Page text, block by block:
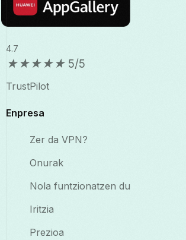
4.7
★★★★★ 5/5
TrustPilot
Enpresa
Zer da VPN?
Onurak
Nola funtzionatzen du
Iritzia
Prezioa